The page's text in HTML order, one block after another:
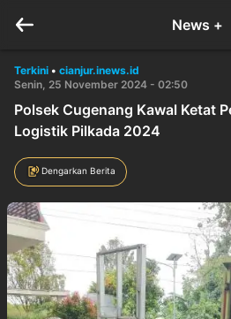
News +
Terkini • cianjur.inews.id
Senin, 25 November 2024 - 02:50
Polsek Cugenang Kawal Ketat
Logistik Pilkada 2024
Dengarkan Berita